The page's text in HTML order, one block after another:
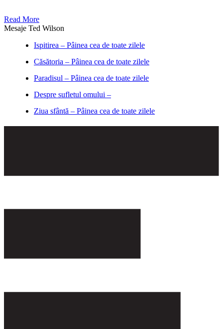
Read More
Mesaje Ted Wilson
Ispitirea – Pâinea cea de toate zilele
Căsătoria – Pâinea cea de toate zilele
Paradisul – Pâinea cea de toate zilele
Despre sufletul omului –
Ziua sfântă – Pâinea cea de toate zilele